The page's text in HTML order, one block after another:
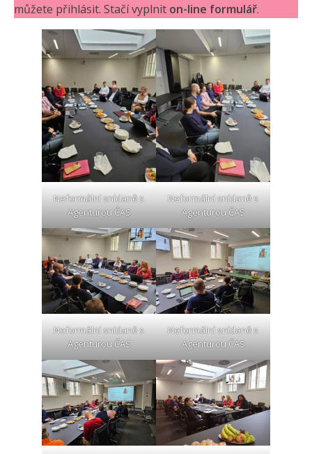
můžete přihlásit. Stačí vyplnit on-line formulář.
Neformální snídaně s
Agenturou ČAS
Neformální snídaně s
Agenturou ČAS
Neformální snídaně s
Agenturou ČAS
Neformální snídaně s
Agenturou ČAS